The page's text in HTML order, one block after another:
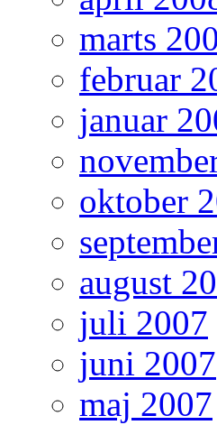
marts
februar
januar
oktober
august
juli 2007
juni 2007
maj 2007